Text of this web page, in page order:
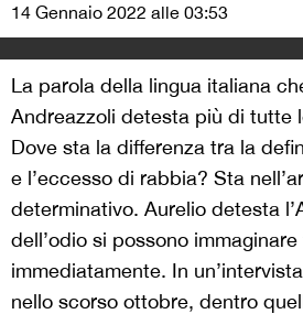
14 Gennaio 2022 alle 03:53
La parola della lingua italiana
Andreazzoli detesta più di tutte
Dove sta la differenza tra la
e l’eccesso di rabbia? Sta
determinativo. Aurelio detesta
dell’odio si possono
immediatamente. In
nello scorso ottobre, dentro